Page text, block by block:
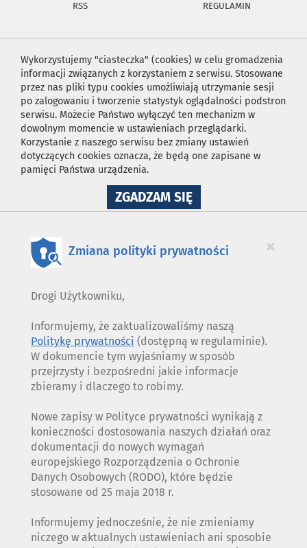
RSS
REGULAMIN
Wykorzystujemy "ciasteczka" (cookies) w celu gromadzenia
informacji związanych z korzystaniem z serwisu. Stosowane
przez nas pliki typu cookies umożliwiają utrzymanie sesji
po zalogowaniu i tworzenie statystyk oglądalności podstron
serwisu. Możecie Państwo wyłączyć ten mechanizm w
dowolnym momencie w ustawieniach przeglądarki.
Korzystanie z naszego serwisu bez zmiany ustawień
dotyczących cookies oznacza, że będą one zapisane w
pamięci Państwa urządzenia.
ZGADZAM SIĘNA
WYKORZYSTANIE
×
Zmiana polityki prywatności
Drogi Użytkowniku,
Informujemy, że zaktualizowaliśmy naszą
Politykę prywatności (dostępną w regulaminie).
W dokumencie tym wyjaśniamy w sposób
przejrzysty i bezpośredni jakie informacje
zbieramy i dlaczego to robimy.
Nowe zapisy w Polityce prywatności wynikają z
konieczności dostosowania naszych działań oraz
dokumentacji do nowych wymagań
europejskiego Rozporządzenia o Ochronie
Danych Osobowych (RODO), które będzie
stosowane od 25 maja 2018 r.
Informujemy jednocześnie, że nie zmieniamy
niczego w aktualnych ustawieniach ani sposobie